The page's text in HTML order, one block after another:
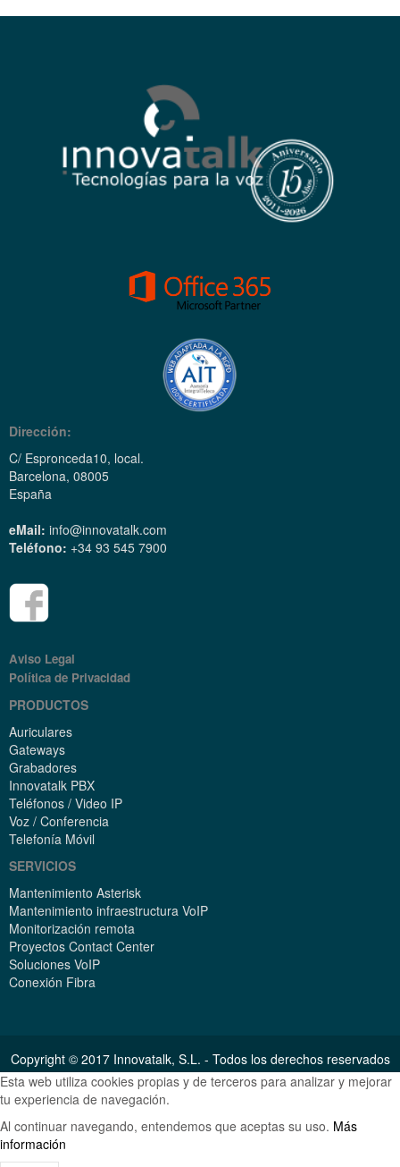
Dirección:
C/ Espronceda10, local.
Barcelona, 08005
España
eMail: info@innovatalk.com
Teléfono: +34 93 545 7900
Aviso Legal
Política de Privacidad
PRODUCTOS
Auriculares
Gateways
Grabadores
Innovatalk PBX
Teléfonos / Video IP
Voz / Conferencia
Telefonía Móvil
SERVICIOS
Mantenimiento Asterisk
Mantenimiento infraestructura VoIP
Monitorización remota
Proyectos Contact Center
Soluciones VoIP
Conexión Fibra
Copyright © 2017 Innovatalk, S.L. - Todos los derechos reservados
Esta web utiliza cookies propias y de terceros para analizar y mejorar
tu experiencia de navegación.
Al continuar navegando, entendemos que aceptas su uso. Más
información